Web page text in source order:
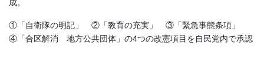
成。
①「自衛隊の明記」 ②「教育の充実」 ③「緊急事態条項」
④「合区解消 地方公共団体」の4つの改憲項目を自民党内で承認